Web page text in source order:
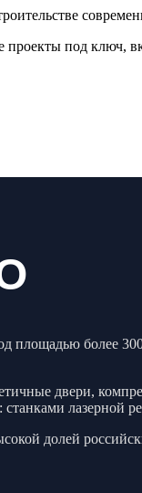
под ключ,
площадью более
двери,
лазерной
долей